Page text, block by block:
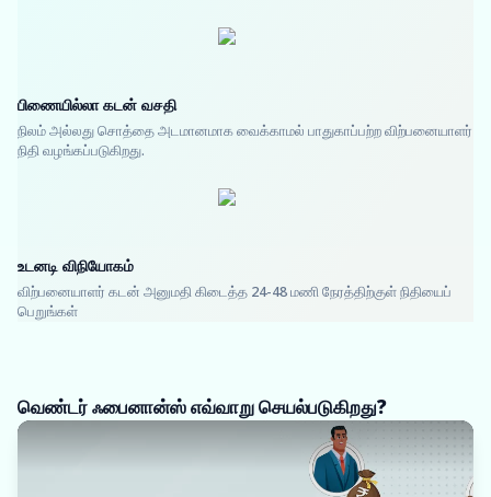
பிணையில்லா கடன் வசதி
நிலம் அல்லது சொத்தை அடமானமாக வைக்காமல் பாதுகாப்பற்ற விற்பனையாளர்
நிதி வழங்கப்படுகிறது.
உடனடி விநியோகம்
விற்பனையாளர் கடன் அனுமதி கிடைத்த 24-48 மணி நேரத்திற்குள் நிதியைப்
பெறுங்கள்
வெண்டர் ஃபைனான்ஸ் எவ்வாறு செயல்படுகிறது?